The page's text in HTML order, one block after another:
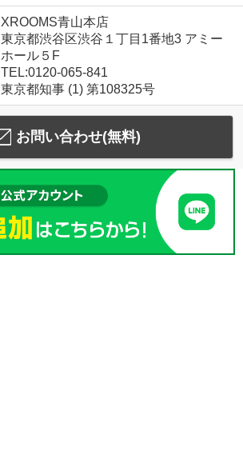
XROOMS青山本店
東京都渋谷区渋谷１丁目1番地3 アミー
ホール５F
TEL:0120-065-841
東京都知事 (1) 第108325号
お問い合わせ(無料)